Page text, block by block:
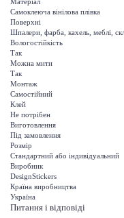
Самоклеюча вінілова плівка
Поверхні
Шпалери, фарба, кахель, меблі,
Вологостійкість
Так
Можна мити
Так
Монтаж
Самостійний
Клей
Не потрібен
Виготовлення
Під замовлення
Розмір
Стандартний або індивідуальний
Виробник
DesignStickers
Країна виробництва
Україна
Питання і відповіді